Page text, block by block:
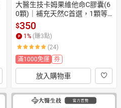
大醫生技卡姆果維他命C膠囊(6
0顆)｜補充天然C首選，1顆等
於9顆檸檬維生素C[買二送一]
(下單2入出貨3入)
$350
1% (賺3點)
(24)
滿1000免運
券
放入購物車